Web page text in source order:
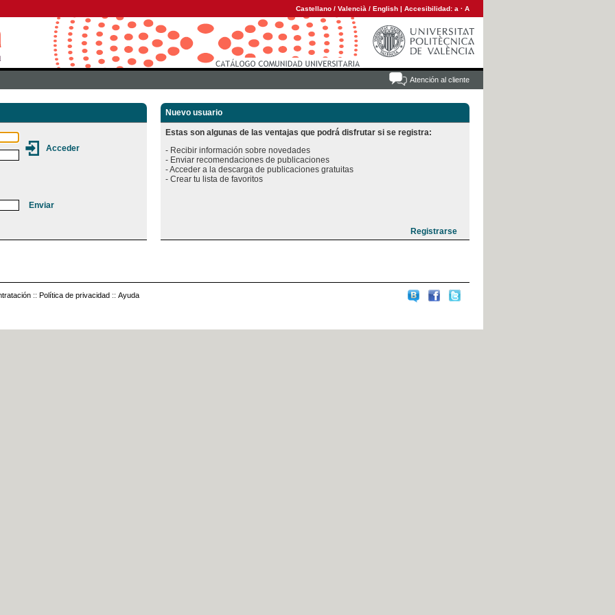
Castellano / Valencià / English | Accesibilidad: a · A
Atención al cliente
Nuevo usuario
Estas son algunas de las ventajas que podrá disfrutar si se registra:
- Recibir información sobre novedades
- Enviar recomendaciones de publicaciones
- Acceder a la descarga de publicaciones gratuitas
:: Política de privacidad :: Ayuda